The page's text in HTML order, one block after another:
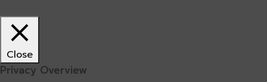
Close
Privacy Overview